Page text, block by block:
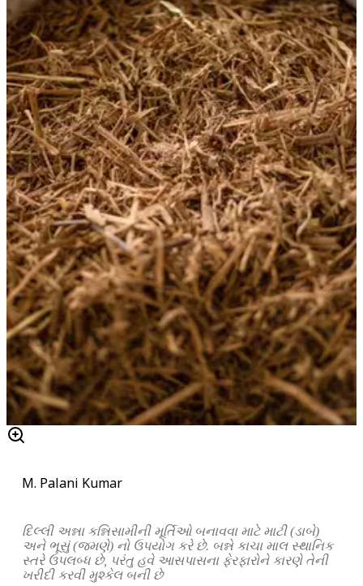
M. Palani Kumar
દિલ્લી અન્ના કન્નિસામીની મૂર્તિઓ બનાવવા માટે માટી (ડાબે)
અને ભૂસું (જમણે) નો ઉપયોગ કરે છે. બન્ને કાચા માલ સ્થાનિક
સ્તરે ઉપલબ્ધ છે, પરંતુ હવે આસપાસના ફેરફારોને કારણે તેની
ખરીદી કરવી મુશ્કેલ બની છે